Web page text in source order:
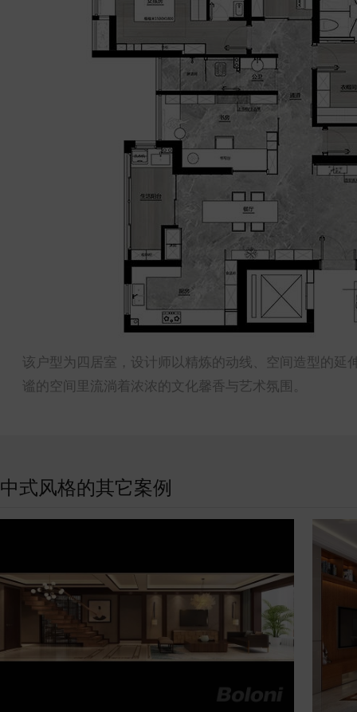
该户型为四居室，设计师以精炼的动线、空间造型的
谧的空间里流淌着浓浓的文化馨香与艺术氛围。
中式风格的其它案例